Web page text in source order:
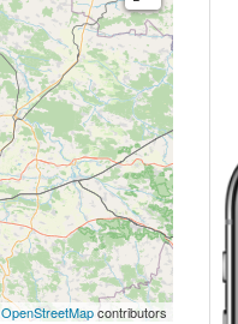
OpenStreetMapcontributors